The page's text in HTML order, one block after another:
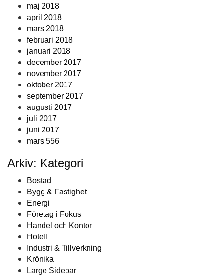
maj 2018
april 2018
mars 2018
februari 2018
januari 2018
december 2017
november 2017
oktober 2017
september 2017
augusti 2017
juli 2017
juni 2017
mars 556
Arkiv: Kategori
Bostad
Bygg & Fastighet
Energi
Företag i Fokus
Handel och Kontor
Hotell
Industri & Tillverkning
Krönika
Large Sidebar